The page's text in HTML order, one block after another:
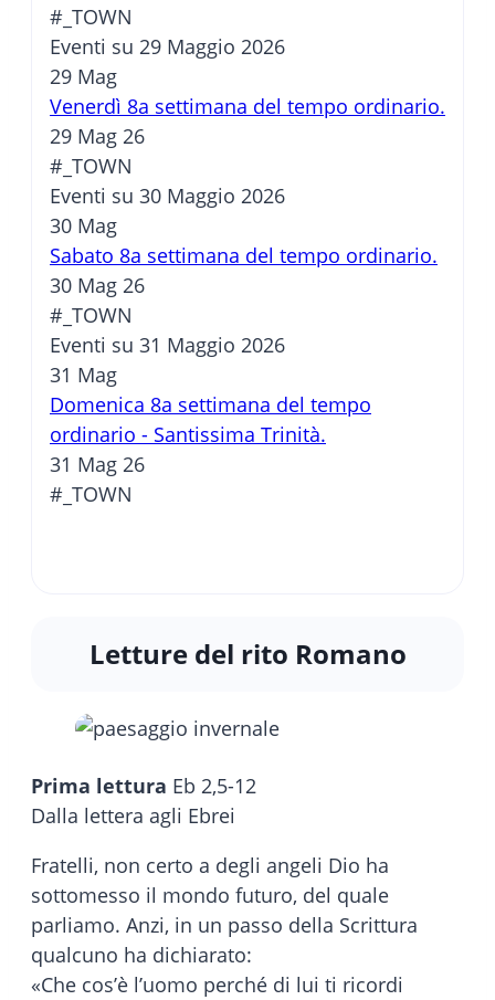
#_TOWN
Eventi su 29 Maggio 2026
29 Mag
Venerdì 8a settimana del tempo ordinario.
29 Mag 26
#_TOWN
Eventi su 30 Maggio 2026
30 Mag
Sabato 8a settimana del tempo ordinario.
30 Mag 26
#_TOWN
Eventi su 31 Maggio 2026
31 Mag
Domenica 8a settimana del tempo
ordinario - Santissima Trinità.
31 Mag 26
#_TOWN
Letture del rito Romano
Prima lettura Eb 2,5-12
Dalla lettera agli Ebrei
Fratelli, non certo a degli angeli Dio ha
sottomesso il mondo futuro, del quale
parliamo. Anzi, in un passo della Scrittura
qualcuno ha dichiarato:
«Che cos’è l’uomo perché di lui ti ricordi